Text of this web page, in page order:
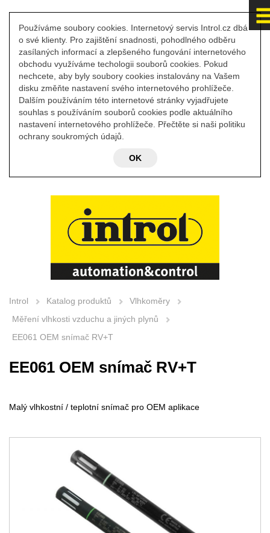
Používáme soubory cookies. Internetový servis Introl.cz dbá
o své klienty. Pro zajištění snadnosti, pohodlného odběru
zasílaných informací a zlepšeného fungování internetového
obchodu využíváme techologii souborů cookies. Pokud
nechcete, aby byly soubory cookies instalovány na Vašem
disku změňte nastavení svého internetového prohlížeče.
Dalším používáním této internetové stránky vyjadřujete
souhlas s používáním souborů cookies podle aktuálního
nastavení internetového prohlížeče. Přečtěte si naši politiku
ochrany soukromých údajů.
OK
Introl Katalog produktů
Vlhkoměry
Měření vlhkosti vzduchu a jiných plynů
EE061 OEM snímač RV+T
EE061 OEM snímač RV+T
Malý vlhkostní / teplotní snímač pro OEM aplikace